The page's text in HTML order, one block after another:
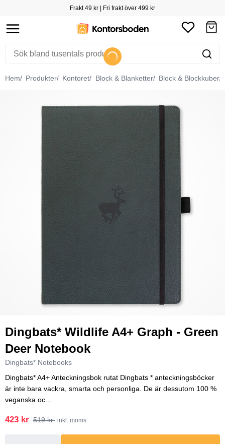
Frakt 49 kr | Fri frakt över 499 kr
Hem Produkter Kontoret Block & Blanketter Block & Blockkuber
Dingbats* Wildlife A4+ Graph - Green
Deer Notebook
Dingbats* Notebooks
Dingbats* A4+ Anteckningsbok rutat Dingbats * anteckningsböcker
är inte bara vackra, smarta och personliga. De är dessutom 100 %
veganska oc...
423 kr 519 kr inkl. moms